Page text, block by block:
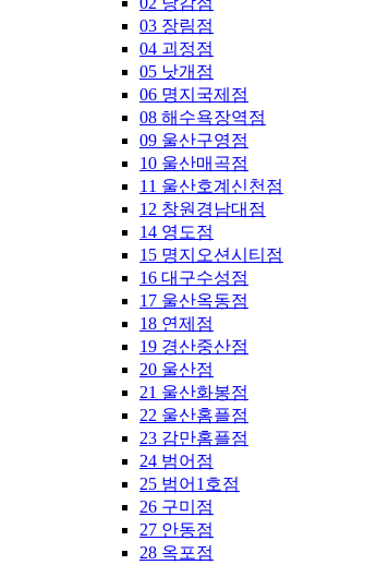
03 장림점
04 괴정점
05 낫개점
06 명지국제점
08 해수욕장역점
09 울산구영점
10 울산매곡점
11 울산호계신천점
12 창원경남대점
14 영도점
15 명지오션시티점
16 대구수성점
17 울산옥동점
18 연제점
19 경산중산점
20 울산점
21 울산화봉점
22 울산홈플점
23 감만홈플점
24 범어점
25 범어1호점
26 구미점
27 안동점
28 옥포점